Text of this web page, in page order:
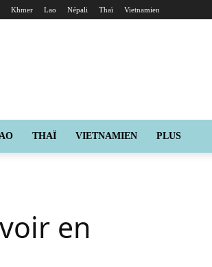
Khmer Lao Népali Thaï Vietnamien
THAÏ VIETNAMIEN PLUS
en